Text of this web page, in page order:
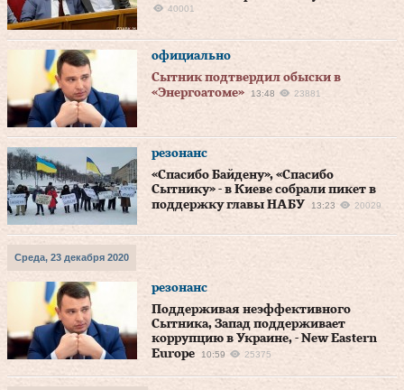
40001
официально
Сытник подтвердил обыски в
«Энергоатоме»
13:48 23881
резонанс
«Спасибо Байдену», «Спасибо
Сытнику» - в Киеве собрали пикет в
поддержку главы НАБУ
13:23 20029
Среда, 23 декабря 2020
резонанс
Поддерживая неэффективного
Сытника, Запад поддерживает
коррупцию в Украине, - New Eastern
Europe
10:59 25375